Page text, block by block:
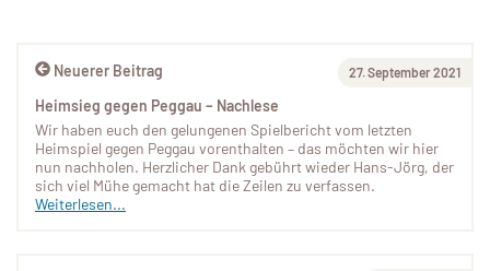
Neuerer Beitrag 27. September 2021
Heimsieg gegen Peggau – Nachlese
Wir haben euch den gelungenen Spielbericht vom letzten
Heimspiel gegen Peggau vorenthalten – das möchten wir hier
nun nachholen. Herzlicher Dank gebührt wieder Hans-Jörg, der
sich viel Mühe gemacht hat die Zeilen zu verfassen.
Weiterlesen...